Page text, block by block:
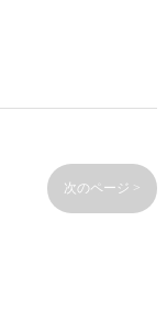
次のページ >